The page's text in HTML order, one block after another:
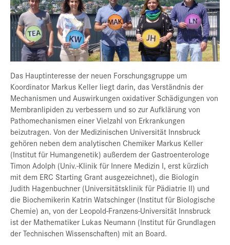
Das Hauptinteresse der neuen Forschungsgruppe um
Koordinator Markus Keller liegt darin, das Verständnis der
Mechanismen und Auswirkungen oxidativer Schädigungen von
Membranlipiden zu verbessern und so zur Aufklärung von
Pathomechanismen einer Vielzahl von Erkrankungen
beizutragen. Von der Medizinischen Universität Innsbruck
gehören neben dem analytischen Chemiker Markus Keller
(Institut für Humangenetik) außerdem der Gastroenterologe
Timon Adolph (Univ.-Klinik für Innere Medizin I, erst kürzlich
mit dem ERC Starting Grant ausgezeichnet), die Biologin
Judith Hagenbuchner (Universitätsklinik für Pädiatrie II) und
die Biochemikerin Katrin Watschinger (Institut für Biologische
Chemie) an, von der Leopold-Franzens-Universität Innsbruck
ist der Mathematiker Lukas Neumann (Institut für Grundlagen
der Technischen Wissenschaften) mit an Board.